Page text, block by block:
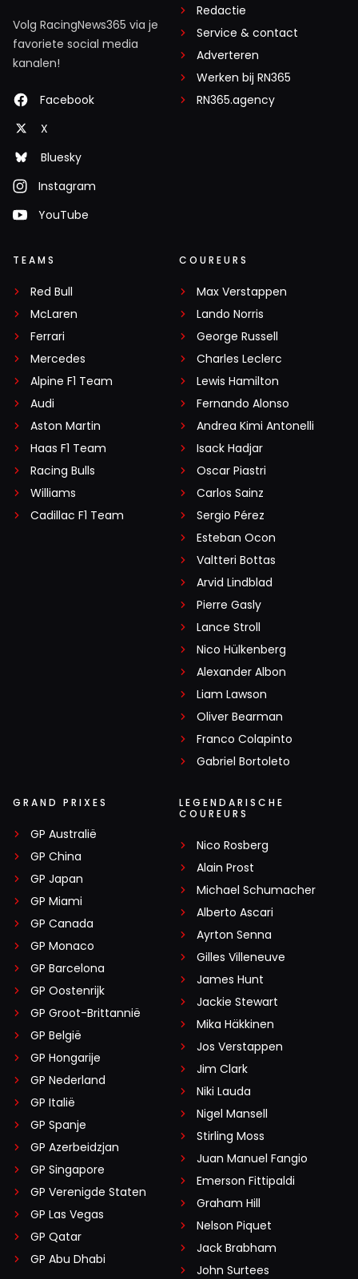
Volg RacingNews365 via je
favoriete social media
kanalen!
Facebook
X
Bluesky
Instagram
YouTube
Redactie
Service & contact
Adverteren
Werken bij RN365
RN365.agency
TEAMS
Red Bull
McLaren
Ferrari
Mercedes
Alpine F1 Team
Audi
Aston Martin
Haas F1 Team
Racing Bulls
Williams
Cadillac F1 Team
COUREURS
Max Verstappen
Lando Norris
George Russell
Charles Leclerc
Lewis Hamilton
Fernando Alonso
Andrea Kimi Antonelli
Isack Hadjar
Oscar Piastri
Carlos Sainz
Sergio Pérez
Esteban Ocon
Valtteri Bottas
Arvid Lindblad
Pierre Gasly
Lance Stroll
Nico Hülkenberg
Alexander Albon
Liam Lawson
Oliver Bearman
Franco Colapinto
Gabriel Bortoleto
GRAND PRIXES
GP Australië
GP China
GP Japan
GP Miami
GP Canada
GP Monaco
GP Barcelona
GP Oostenrijk
GP Groot-Brittannië
GP België
GP Hongarije
GP Nederland
GP Italië
GP Spanje
GP Azerbeidzjan
GP Singapore
GP Verenigde Staten
GP Las Vegas
GP Qatar
GP Abu Dhabi
LEGENDARISCHE
COUREURS
Nico Rosberg
Alain Prost
Michael Schumacher
Alberto Ascari
Ayrton Senna
Gilles Villeneuve
James Hunt
Jackie Stewart
Mika Häkkinen
Jos Verstappen
Jim Clark
Niki Lauda
Nigel Mansell
Stirling Moss
Juan Manuel Fangio
Emerson Fittipaldi
Graham Hill
Nelson Piquet
Jack Brabham
John Surtees